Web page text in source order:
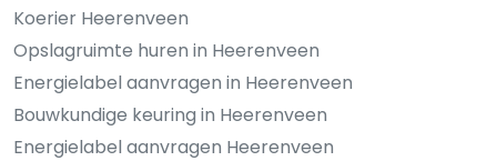
Koerier Heerenveen
Opslagruimte huren in Heerenveen
Energielabel aanvragen in Heerenveen
Bouwkundige keuring in Heerenveen
Energielabel aanvragen Heerenveen